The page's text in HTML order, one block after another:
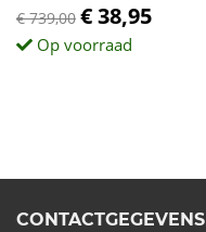
€ 739,00 € 38,95
Op voorraad
CONTACTGEGEVENS